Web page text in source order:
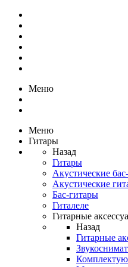
Меню
Меню
Гитары
Назад
Гитары
Акустические
Акустические
Бас-гитары
Гиталеле
Гитарные
Назад
Гитарные